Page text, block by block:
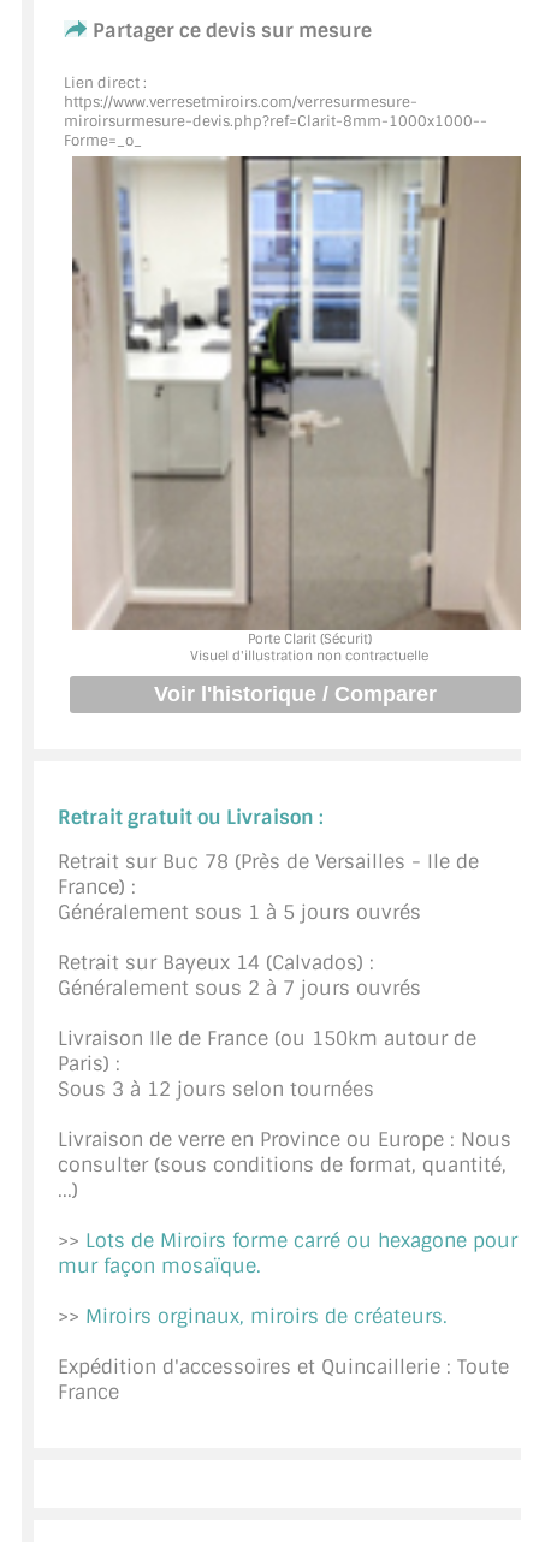
CATALOGUE DE PROFILS ET FIXATION DU
VERRE
LES FIXATIONS POUR MIROIR
LES PROFILS PAROI DE VERRE
VITRINE EN VERRE
CONNECTEURS ET ASSEMBLAGE DE VERRES
PLATS ET CORNIÈRES
LES CHARNIÈRES DE PORTE EN VERRE
JOINTS D'ÉTANCHÉITÉS
FIXATION GARDES CORPS
SYSTÈMES PIVOTANTS
LE CATALOGUE ACCESSOIRES
ACCESSOIRES EN PROMOTIONS
NUANCIER RAL
COMMENT COUPER DU VERRE ?
CONSEILS / AIDE
A PROPOS DE LA LIVRAISON
MON PANIER
PLAN DU SITE
DÉCONNEXION
Partager ce devis sur mesure
Lien direct :
https://www.verresetmiroirs.com/verresurmesure-
miroirsurmesure-devis.php?ref=Clarit-8mm-1000x1000--
Forme=_o_
Porte Clarit (Sécurit)
Visuel d'illustration non contractuelle
Retrait gratuit ou Livraison :
Retrait sur Buc 78 (Près de Versailles - Ile de
France) :
Généralement sous 1 à 5 jours ouvrés
Retrait sur Bayeux 14 (Calvados) :
Généralement sous 2 à 7 jours ouvrés
Livraison Ile de France (ou 150km autour de
Paris) :
Sous 3 à 12 jours selon tournées
Livraison de verre en Province ou Europe : Nous
consulter (sous conditions de format, quantité,
...)
>> Lots de Miroirs forme carré ou hexagone pour
mur façon mosaïque.
>> Miroirs orginaux, miroirs de créateurs.
Expédition d'accessoires et Quincaillerie : Toute
France